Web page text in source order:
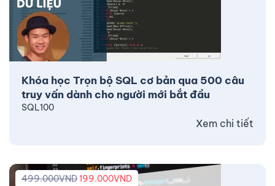
Khóa học Trọn bộ SQL cơ bản qua 500 câu
truy vấn dành cho người mới bắt đầu
SQL100
Xem chi tiết
499.000VND199.000VND